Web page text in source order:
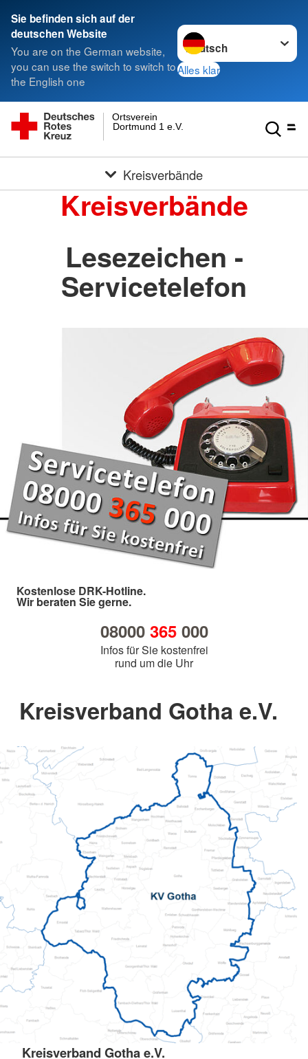
Sie befinden sich auf der
deutschen Website
You are on the German website,
you can use the switch to switch to
the English one
Sprache wechseln zu
Alles klar
Dortmund 1 e.V.
Ortsverein
Kreisverbände
Kreisverbände
Lesezeichen -
Servicetelefon
Kostenlose DRK-Hotline.
Wir beraten Sie gerne.
08000 365000
Infos für Sie kostenfrei
rund um die Uhr
Kreisverband Gotha e.V.
Kreisverband Gotha e.V.